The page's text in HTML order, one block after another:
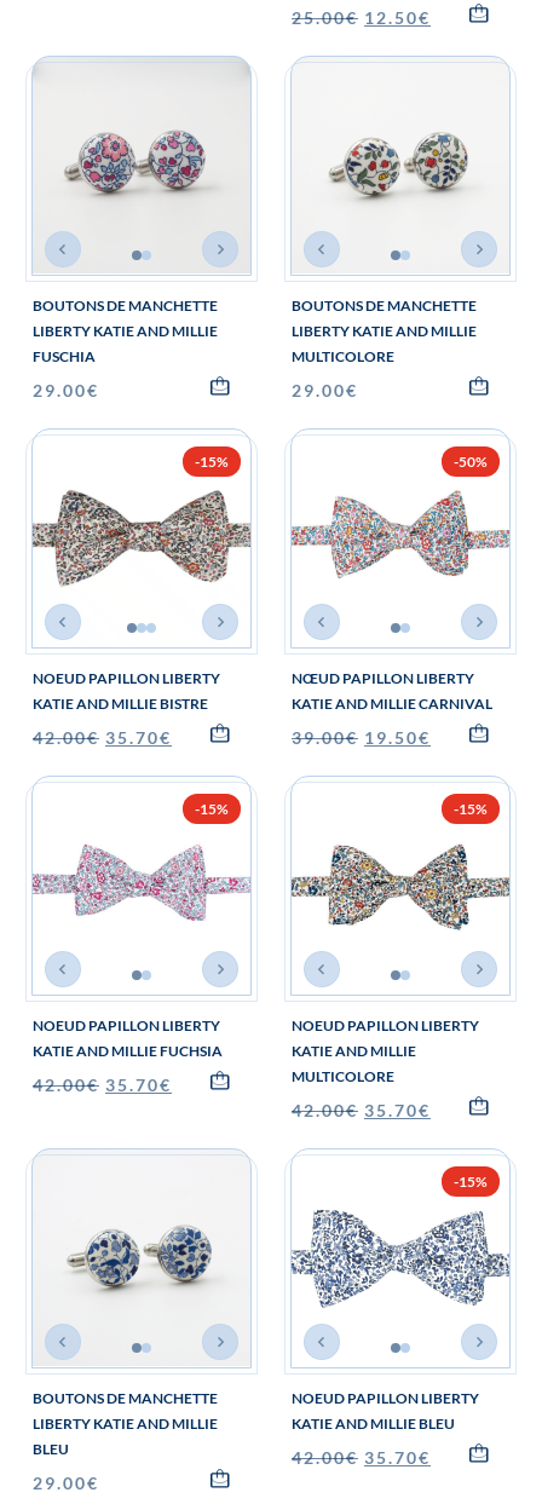
25.00€ 12.50€
BOUTONS DE MANCHETTE
LIBERTY KATIE AND MILLIE
FUSCHIA
29.00€
BOUTONS DE MANCHETTE
LIBERTY KATIE AND MILLIE
MULTICOLORE
29.00€
-15%
NOEUD PAPILLON LIBERTY
KATIE AND MILLIE BISTRE
42.00€ 35.70€
-50%
NŒUD PAPILLON LIBERTY
KATIE AND MILLIE CARNIVAL
39.00€ 19.50€
-15%
NOEUD PAPILLON LIBERTY
KATIE AND MILLIE FUCHSIA
42.00€ 35.70€
-15%
NOEUD PAPILLON LIBERTY
KATIE AND MILLIE
MULTICOLORE
42.00€ 35.70€
BOUTONS DE MANCHETTE
LIBERTY KATIE AND MILLIE
BLEU
29.00€
-15%
NOEUD PAPILLON LIBERTY
KATIE AND MILLIE BLEU
42.00€ 35.70€